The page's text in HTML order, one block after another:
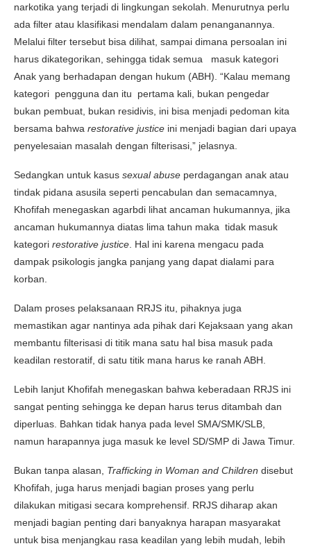
narkotika yang terjadi di lingkungan sekolah. Menurutnya perlu
ada filter atau klasifikasi mendalam dalam penanganannya.
Melalui filter tersebut bisa dilihat, sampai dimana persoalan ini
harus dikategorikan, sehingga tidak semua masuk kategori
Anak yang berhadapan dengan hukum (ABH). “Kalau memang
kategori pengguna dan itu pertama kali, bukan pengedar
bukan pembuat, bukan residivis, ini bisa menjadi pedoman kita
bersama bahwa restorative justice ini menjadi bagian dari upaya
penyelesaian masalah dengan filterisasi,” jelasnya.
Sedangkan untuk kasus sexual abuse perdagangan anak atau
tindak pidana asusila seperti pencabulan dan semacamnya,
Khofifah menegaskan agarbdi lihat ancaman hukumannya, jika
ancaman hukumannya diatas lima tahun maka tidak masuk
kategori restorative justice . Hal ini karena mengacu pada
dampak psikologis jangka panjang yang dapat dialami para
korban.
Dalam proses pelaksanaan RRJS itu, pihaknya juga
memastikan agar nantinya ada pihak dari Kejaksaan yang akan
membantu filterisasi di titik mana satu hal bisa masuk pada
keadilan restoratif, di satu titik mana harus ke ranah ABH.
Lebih lanjut Khofifah menegaskan bahwa keberadaan RRJS ini
sangat penting sehingga ke depan harus terus ditambah dan
diperluas. Bahkan tidak hanya pada level SMA/SMK/SLB,
namun harapannya juga masuk ke level SD/SMP di Jawa Timur.
Bukan tanpa alasan, Trafficking in Woman and Children disebut
Khofifah, juga harus menjadi bagian proses yang perlu
dilakukan mitigasi secara komprehensif. RRJS diharap akan
menjadi bagian penting dari banyaknya harapan masyarakat
untuk bisa menjangkau rasa keadilan yang lebih mudah, lebih